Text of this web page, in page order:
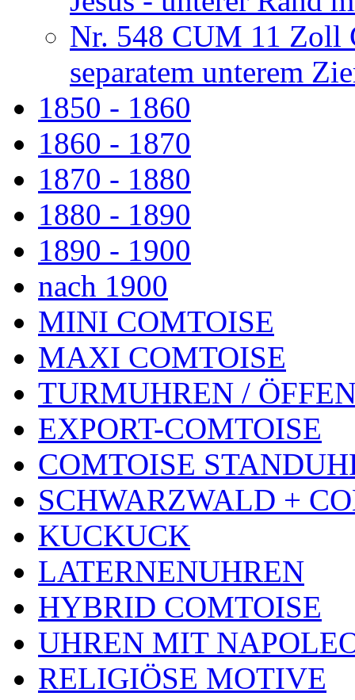
Nr. 548 CUM 11 Zoll
separatem unterem
1850 - 1860
1860 - 1870
1870 - 1880
1880 - 1890
1890 - 1900
nach 1900
MINI COMTOISE
MAXI COMTOISE
TURMUHREN /
EXPORT-COMTOISE
COMTOISE
SCHWARZWALD +
KUCKUCK
LATERNENUHREN
HYBRID COMTOISE
UHREN MIT
RELIGIÖSE MOTIVE